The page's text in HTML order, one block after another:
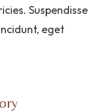
Suspendisse
eget